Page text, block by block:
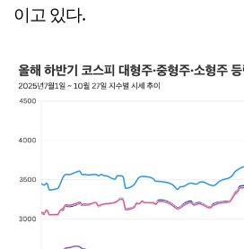
이고 있다.